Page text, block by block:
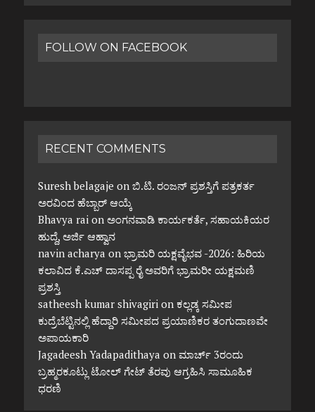
FOLLOW ON FACEBOOK
RECENT COMMENTS
Suresh belagaje on ಬಿ.ಟಿ. ರಂಜನ್ ಪ್ರಶಸ್ತಿಗೆ ಪತ್ರಕರ್ತ
ಅರವಿಂದ ಹೆಬ್ಬಾರ್ ಆಯ್ಕೆ
Bhavya raion ಅಂಗನವಾಡಿ ಕಾರ್ಯಕರ್ತೆ, ಸಹಾಯಕಿಯರ
ಹುದ್ದೆ, ಅರ್ಜಿ ಆಹ್ವಾನ
navin acharya on ಭ್ರಾಮರಿ ಯಕ್ಷವೈಭವ -2026: ಹಿರಿಯ
ಕಲಾವಿದ ಕೆ.ಎಚ್ ದಾಸಪ್ಪ ರೈ ಅವರಿಗೆ ಭ್ರಾಮರೀ ಯಕ್ಷಮಣಿ
ಪ್ರಶಸ್ತಿ
satheesh kumar shivagirion ಕಲ್ಲಡ್ಕ ಸಮೀಪ
ಕುದ್ರೆಬೆಟ್ಟಿನಲ್ಲಿ ಹೆದ್ದಾರಿ ಸಮೀಪದ ಪ್ರಯಾಣಿಕರ ತಂಗುದಾಣವೇ
ಅಪಾಯಕಾರಿ
Jagadeesh Yadapadithaya on ಮಾರ್ಚ್ 3ರಂದು
ಬ್ರಹ್ಮರಕೂಟ್ಲು ಟೋಲ್ ಗೇಟ್ ತೆರವು ಆಗ್ರಹಿಸಿ ಸಾಮೂಹಿಕ
ಧರಣಿ